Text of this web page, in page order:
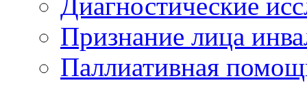
Признание лица
Паллиативная